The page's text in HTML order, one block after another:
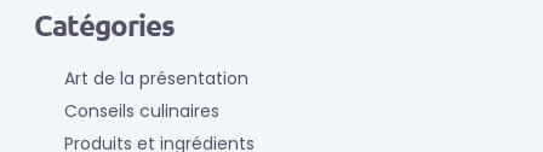
Catégories
Art de la présentation
Conseils culinaires
Produits et ingrédients